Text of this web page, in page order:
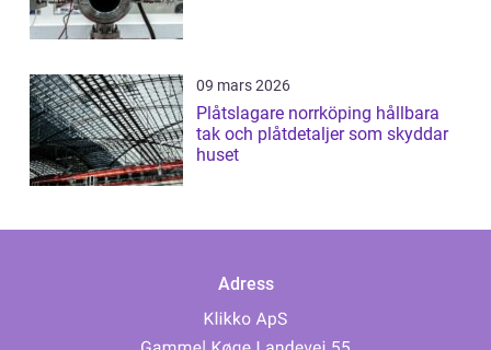
09 mars 2026
Plåtslagare norrköping hållbara
tak och plåtdetaljer som skyddar
huset
Adress